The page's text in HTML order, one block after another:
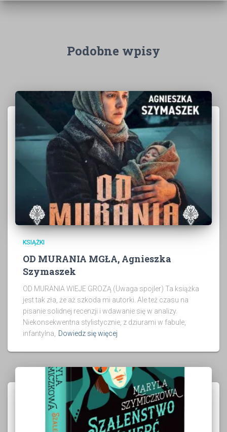
Podobne wpisy
KSIĄŻKI
OD MURANIA MGŁA, Agnieszka
Szymaszek
OD MURANIA WIEJE GROZĄ (Uwaga spojler) Ta książka
jest tak zła, że aż szkoda mi autorki. Ale też czasu na
pisanie solidnej recenzji i wdawanie się w analizy.
Niekonsekwentna stylistycznie, z dziurami w fabule,
infantylna,
Dowiedz się więcej